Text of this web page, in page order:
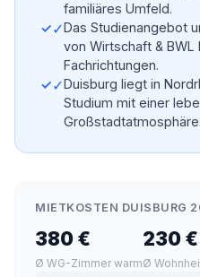
familiäres Umfeld.
✓Das Studienangebot
von Wirtschaft &
Fachrichtungen.
✓Duisburg liegt in
Studium mit einer
Großstadtatmosphäre.
MIETKOSTEN DUISBURG
380 €
Ø WG-Zimmer warm
230 €
Ø